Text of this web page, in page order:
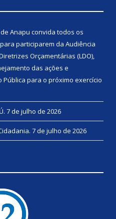
Anapu convida todos os
participarem da Audiência
Orçamentárias (LDO),
das ações e
para o próximo exercício
7 de julho de 2026
7 de julho de 2026